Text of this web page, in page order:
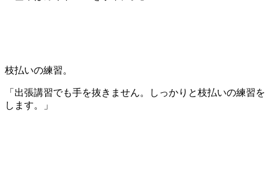
枝払いの練習。
「出張講習でも手を抜きません。しっかりと枝払いの練習を
します。」